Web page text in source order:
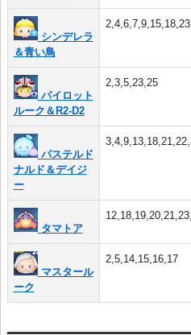
シンデレラ
＆青い鳥
2,4,6,7,9,15,18,23
パイロット
ルーク＆R2-D2
2,3,5,23,25
パステルド
ナルド＆デイジ
ー
タマトア
マスタール
ーク
2,5,14,15,16,17